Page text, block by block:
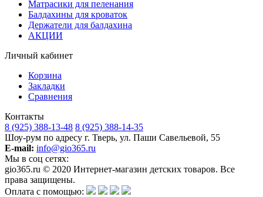
Матрасики для пеленания
Балдахины для кроваток
Держатели для балдахина
АКЦИИ
Личный кабинет
Корзина
Закладки
Сравнения
Контакты
8 (925) 388-13-48 8 (925) 388-14-35
Шоу-рум по адресу г. Тверь, ул. Паши Савельевой, 55
E-mail: info@gio365.ru
Мы в соц сетях:
gio365.ru © 2020 Интернет-магазин детских товаров. Все
права защищены.
Оплата с помощью: